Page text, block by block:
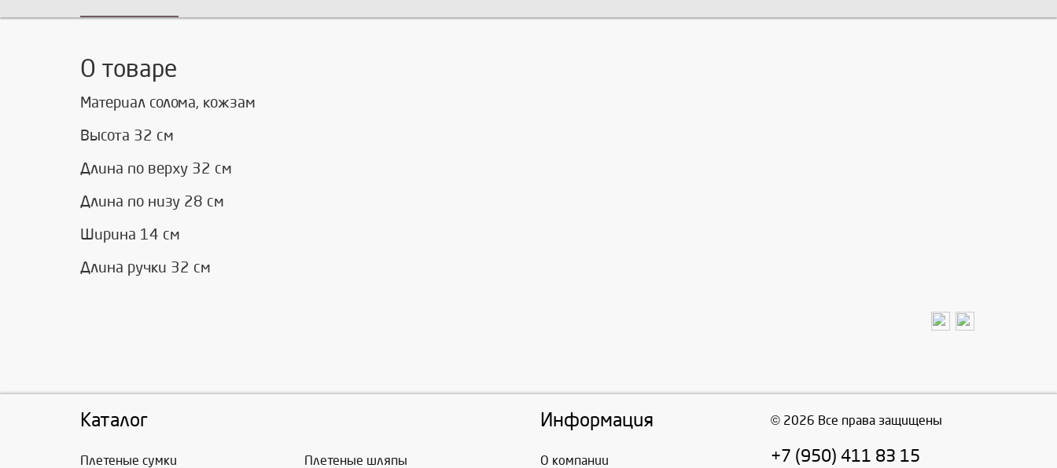
О товаре
Материал солома, кожзам
Высота 32 см
Длина по верху 32 см
Длина по низу 28 см
Ширина 14 см
Длина ручки 32 см
Каталог
Плетеные сумки Плетеные шляпы
Информация
О компании
© 2026 Все права защищены
+7 (950) 411 83 15